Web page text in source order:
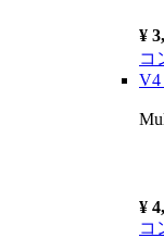
¥
コ
V4
¥
コ